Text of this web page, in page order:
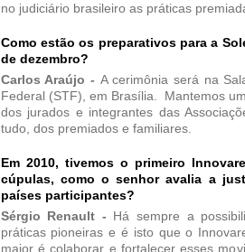
no judiciário brasileiro as práticas
Como estão os preparativos para a
de dezembro?
Carlos Araújo - A cerimônia será na
Federal (STF), em Brasília. Mantemos
dos jurados e integrantes das
tudo, dos premiados e familiares.
Em 2010, tivemos o primeiro
cúpulas, como o senhor avalia a
países participantes?
Sérgio Renault - Há sempre a
práticas pioneiras e é isto que o
maior é colaborar e fortalecer esses